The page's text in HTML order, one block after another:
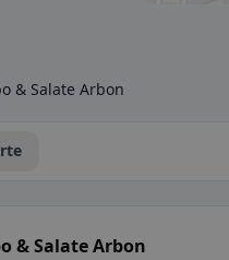
& Salate Arbon
& Salate Arbon